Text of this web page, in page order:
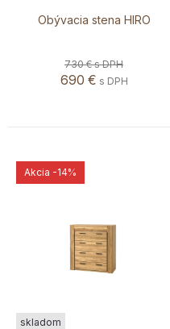
Obývacia stena HIRO
730 €s DPH
690 € s DPH
Akcia -14%
skladom